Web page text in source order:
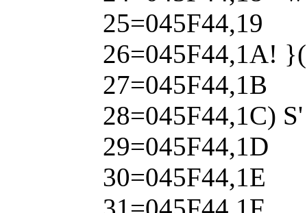
25=045F44,19
26=045F44,1A!
27=045F44,1B
28=045F44,1C)
29=045F44,1D
30=045F44,1E